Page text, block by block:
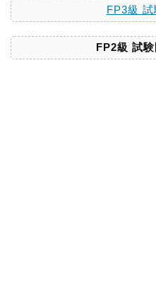
FP3級 試
FP2級 試